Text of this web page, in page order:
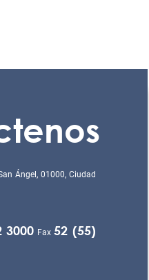
Ángel, 01000, Ciudad
3000 Fax52 (55)